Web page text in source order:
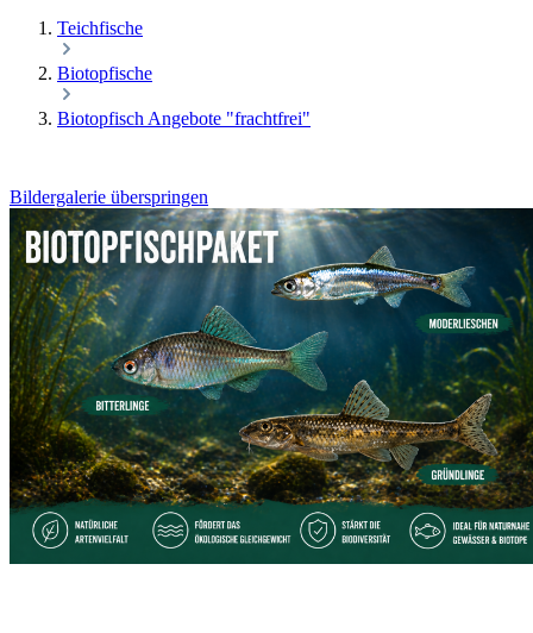
Teichfische
Biotopfische
Biotopfisch Angebote "frachtfrei"
Bildergalerie überspringen